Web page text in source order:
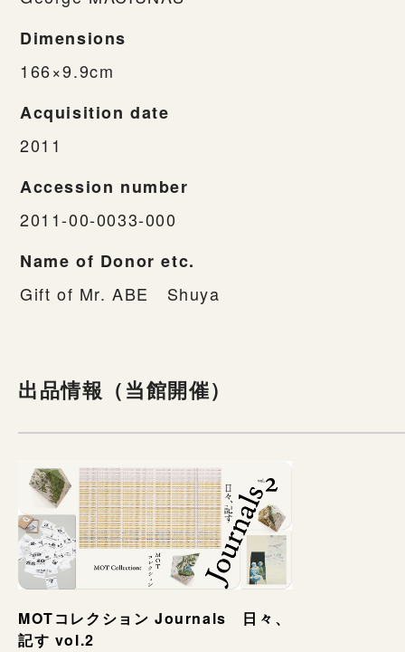
Dimensions
166×9.9cm
Acquisition date
2011
Accession number
2011-00-0033-000
Name of Donor etc.
Gift of Mr. ABE Shuya
出品情報（当館開催）
MOTコレクション Journals 日々、
記す vol.2